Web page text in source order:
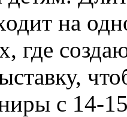
на
где
с 14-